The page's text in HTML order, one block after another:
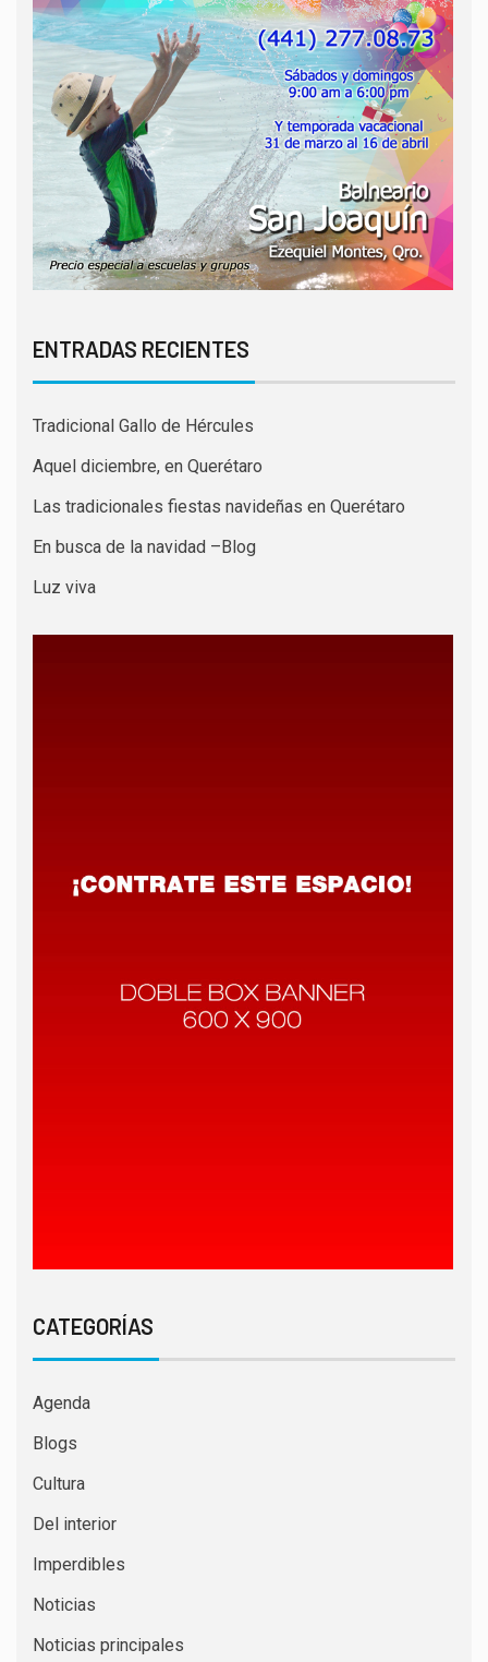
ENTRADAS RECIENTES
Tradicional Gallo de Hércules
Aquel diciembre, en Querétaro
Las tradicionales fiestas navideñas en Querétaro
En busca de la navidad –Blog
Luz viva
CATEGORÍAS
Agenda
Blogs
Cultura
Del interior
Imperdibles
Noticias
Noticias principales